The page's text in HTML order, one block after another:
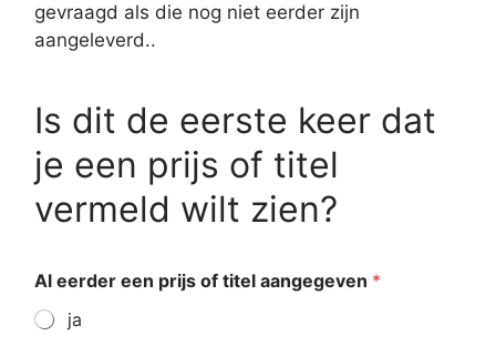
gevraagd als die nog niet eerder zijn
aangeleverd..
Is dit de eerste keer dat
je een prijs of titel
vermeld wilt zien?
Al eerder een prijs of titel aangegeven *
ja